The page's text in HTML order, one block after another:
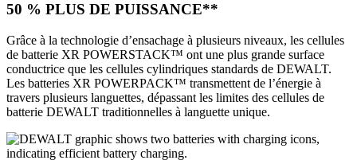
50 % PLUS DE PUISSANCE**
Grâce à la technologie d’ensachage à plusieurs niveaux, les cellules
de batterie XR POWERSTACK™ ont une plus grande surface
conductrice que les cellules cylindriques standards de DEWALT.
Les batteries XR POWERPACK™ transmettent de l’énergie à
travers plusieurs languettes, dépassant les limites des cellules de
batterie DEWALT traditionnelles à languette unique.